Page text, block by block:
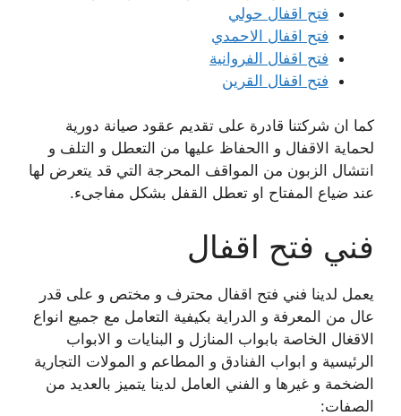
فتح اقفال حولي
فتح اقفال الاحمدي
فتح اقفال الفروانية
فتح اقفال القرين
كما ان شركتنا قادرة على تقديم عقود صيانة دورية
لحماية الاقفال و االحفاظ عليها من التعطل و التلف و
انتشال الزبون من المواقف المحرجة التي قد يتعرض لها
عند ضياع المفتاح او تعطل القفل بشكل مفاجىء.
فني فتح اقفال
يعمل لدينا فني فتح اقفال محترف و مختص و على قدر
عال من المعرفة و الدراية بكيفية التعامل مع جميع انواع
الاقغال الخاصة بابواب المنازل و البنايات و الابواب
الرئيسية و ابواب الفنادق و المطاعم و المولات التجارية
الضخمة و غيرها و الفني العامل لدينا يتميز بالعديد من
الصفات: